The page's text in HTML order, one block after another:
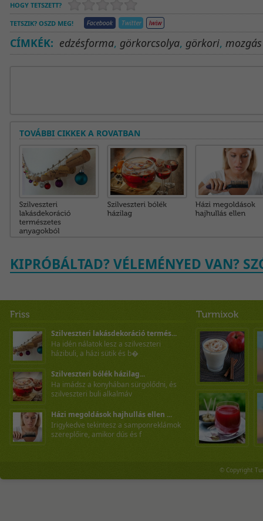
HOGY TETSZETT?
TETSZIK? OSZD MEG!
CÍMKÉK: edzésforma, görkorcsolya, görkori, mozgás
TOVÁBBI CIKKEK A ROVATBAN
KIPRÓBÁLTAD? VÉLEMÉNYED VAN?
Szilveszteri lakásdekoráció termés...
Ha idén nálatok lesz a szilveszteri
házibuli, a házi sütik és b�
Szilveszteri bólék házilag...
Ha imádsz a konyhában sürgölődni, és
szilveszteri buli alkalmáv
Házi megoldások hajhullás ellen ...
Irigykedve tekintesz a samponreklámok
szereplőire, amikor dús és f
© Copyright